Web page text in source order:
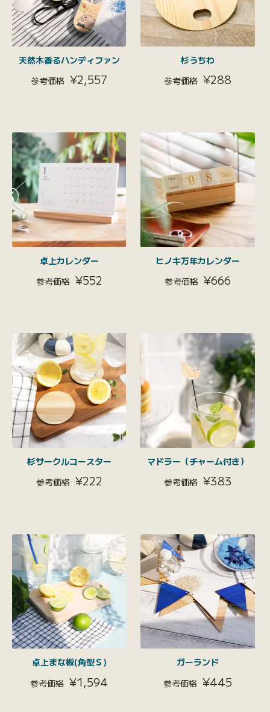
天然木香るハンディファン
¥2,557
杉うちわ
¥288
卓上カレンダー
¥552
ヒノキ万年カレンダー
¥666
杉サークルコースター
¥222
マドラー（チャーム付き）
¥383
卓上まな板(角型Ｓ)
¥1,594
ガーランド
¥445